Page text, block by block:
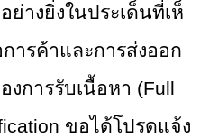
ย่างยิ่งในประเด็นที่เห็
ารค้าและการส่งออก
องการรับเนื้อหา (Full
ขอได้โปรดแจ้ง